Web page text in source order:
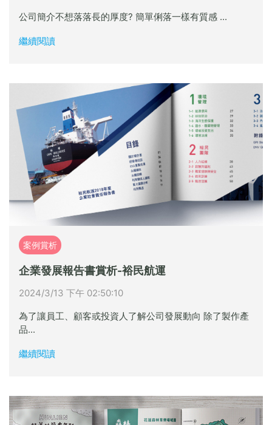
公司簡介不想落落長的厚度? 簡單俐落一樣有質感 ...
繼續閱讀
案例賞析
企業發展報告書賞析-裕民航運
2024/3/13 下午 02:50:10
為了讓員工、顧客或投資人了解公司發展動向 除了製作產
品...
繼續閱讀